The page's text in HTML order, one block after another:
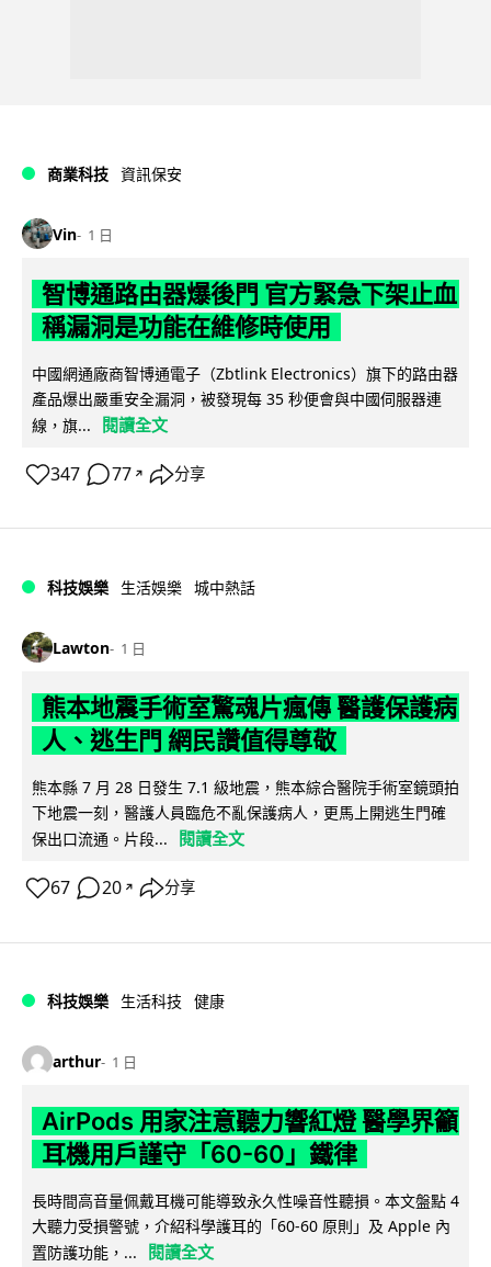
商業科技 資訊保安
Vin 1 日
智博通路由器爆後門 官方緊急下架止血
稱漏洞是功能在維修時使用
中國網通廠商智博通電子（Zbtlink Electronics）旗下的路由器
產品爆出嚴重安全漏洞，被發現每 35 秒便會與中國伺服器連
線，旗...
閱讀全文
347 77 ↗ 分享
科技娛樂 生活娛樂 城中熱話
Lawton 1 日
熊本地震手術室驚魂片瘋傳 醫護保護病
人、逃生門 網民讚值得尊敬
熊本縣 7 月 28 日發生 7.1 級地震，熊本綜合醫院手術室鏡頭拍
下地震一刻，醫護人員臨危不亂保護病人，更馬上開逃生門確
保出口流通。片段...
閱讀全文
67 20 ↗ 分享
科技娛樂 生活科技 健康
arthur 1 日
AirPods 用家注意聽力響紅燈 醫學界籲
耳機用戶謹守「60-60」鐵律
長時間高音量佩戴耳機可能導致永久性噪音性聽損。本文盤點 4
大聽力受損警號，介紹科學護耳的「60-60 原則」及 Apple 內
置防護功能，...
閱讀全文